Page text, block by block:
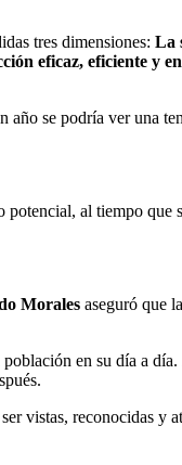
tres dimensiones: La
eficaz, eficiente y
se podría ver una
al tiempo que
Morales aseguró que
en su día a
vistas, reconocidas y